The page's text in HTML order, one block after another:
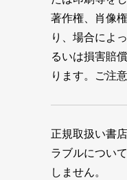
著作権、肖像
り、場合によ
るいは損害賠
ります。ご注
正規取扱い書
ラブルについ
しません。